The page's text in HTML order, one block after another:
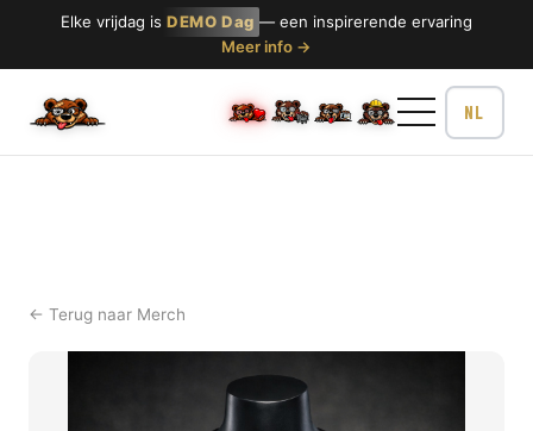
Elke vrijdag isDEMO Dag — een inspirerende ervaring
Meer info →
← Terug naar Merch